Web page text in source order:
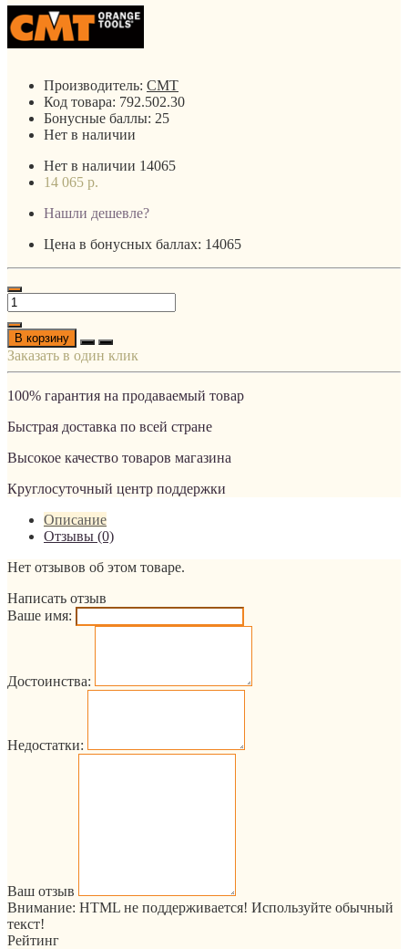
Производитель: CMT
Код товара: 792.502.30
Бонусные баллы: 25
Нет в наличии
Нет в наличии 14065
14 065 р.
Нашли дешевле?
Цена в бонусных баллах: 14065
В корзину
Заказать в один клик
100% гарантия на продаваемый товар
Быстрая доставка по всей стране
Высокое качество товаров магазина
Круглосуточный центр поддержки
Описание
Отзывы (0)
Нет отзывов об этом товаре.
Написать отзыв
Ваше имя:
Достоинства:
Недостатки:
Ваш отзыв
Внимание: HTML не поддерживается! Используйте обычный
текст!
Рейтинг